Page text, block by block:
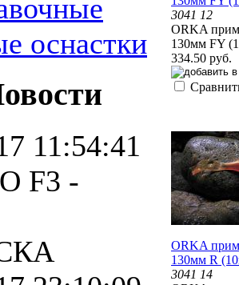
оснастки
11:54:41
F3 -
3041 12
ORKA
130мм FY
334.50 руб.
ORKA
130мм R
3041 14